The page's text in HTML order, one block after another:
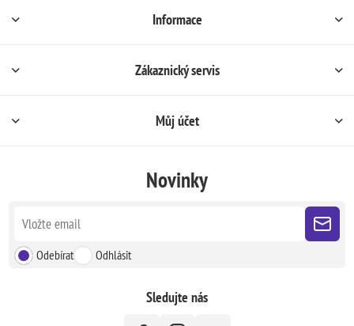
Informace
Zákaznický servis
Můj účet
Novinky
Odebírat Odhlásit
Sledujte nás